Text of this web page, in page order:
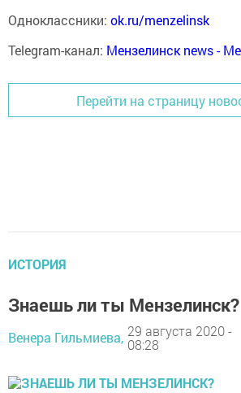
Одноклассники: ok.ru/menzelinsk
Telegram-канал: Мензелинск news -
Перейти на страницу
ИСТОРИЯ
Знаешь ли ты Мензелинск?
Венера Гильмиева, 29 августа 2020 -
08:28